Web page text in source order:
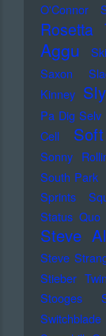
O'Connor
Rosetta
Aggu
Saxon
Kinney
Pa Dig Selv
Cell
Sonny
South Park
Sprints
Status Quo
Steve
Steve
Stieber
Stooges
Switchblade